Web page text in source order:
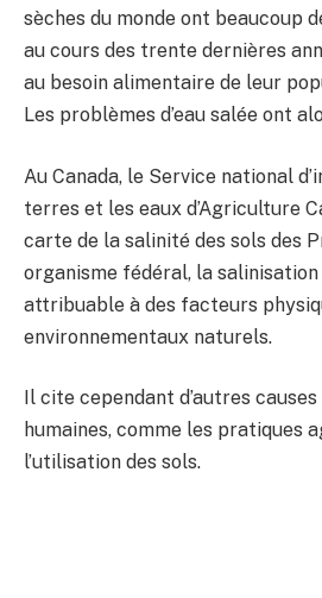
sèches du monde ont beaucoup
au cours des trente dernières
au besoin alimentaire de leur
Les problèmes d’eau salée ont
Au Canada, le Service national
terres et les eaux d’Agriculture
carte de la salinité des sols des
organisme fédéral, la
attribuable à des facteurs
environnementaux naturels.
Il cite cependant d’autres
humaines, comme les pratiques
l’utilisation des sols.